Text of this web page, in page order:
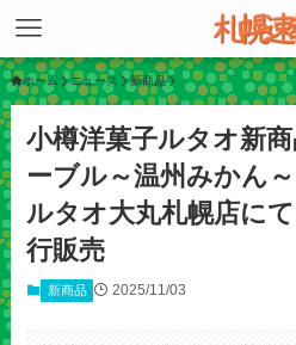
ホーム ニュース 新商品
小樽洋菓子ルタオ新
ーブル～温州みかん
ルタオ大丸札幌店に
行販売
新商品 2025/11/03